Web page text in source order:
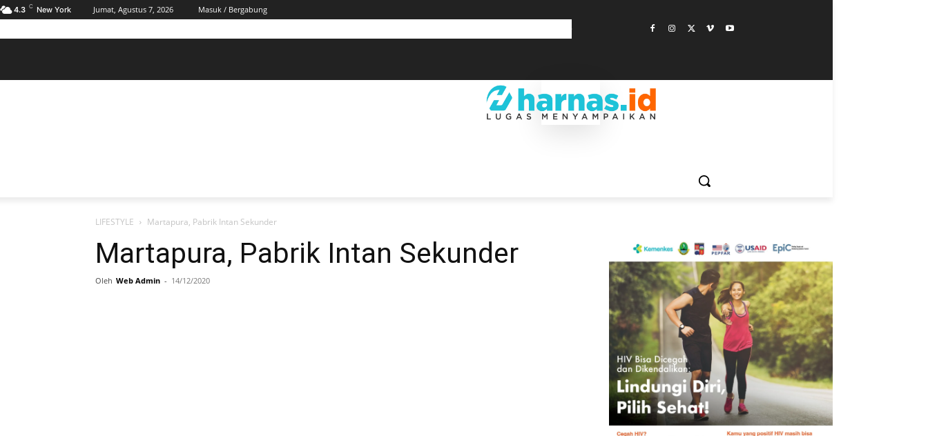
4.3 C New York Jumat, Agustus 7, 2026
Masuk / Bergabung
LIFESTYLE Martapura, Pabrik Intan Sekunder
Martapura, Pabrik Intan Sekunder
Oleh Web Admin - 14/12/2020